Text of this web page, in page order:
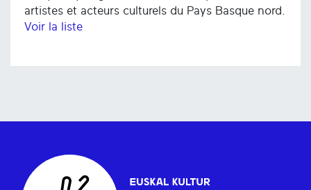
artistes et acteurs culturels du Pays Basque nord.
Voir la liste